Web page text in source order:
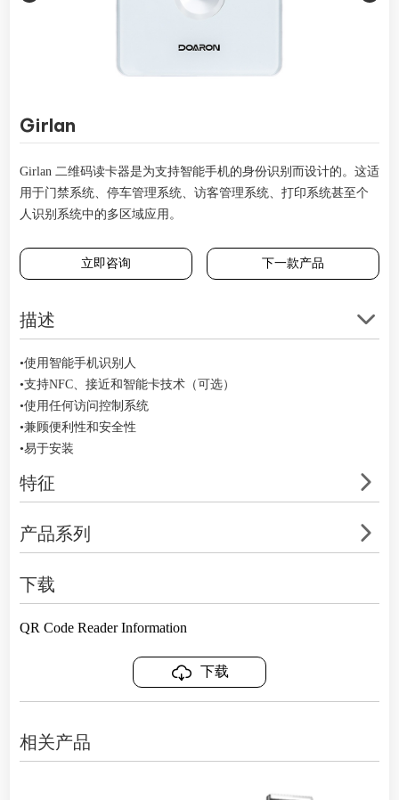
Girlan
Girlan 二维码读卡器是为支持智能手机的身份识别而设计的。这适
用于门禁系统、停车管理系统、访客管理系统、打印系统甚至个
人识别系统中的多区域应用。
立即咨询 下一款产品
描述
•使用智能手机识别人
•支持NFC、接近和智能卡技术（可选）
•使用任何访问控制系统
•兼顾便利性和安全性
•易于安装
特征
产品系列
下载
QR Code Reader Information
下载
相关产品